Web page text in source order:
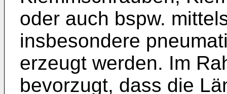
oder auch bspw.
insbesondere
erzeugt werden. Im
bevorzugt, dass die